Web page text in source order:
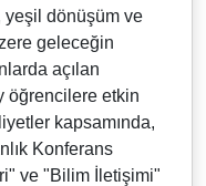
dönüşüm ve
geleceğin
açılan
öğrencilere etkin
kapsamında,
Konferans
ve "Bilim İletişimi"